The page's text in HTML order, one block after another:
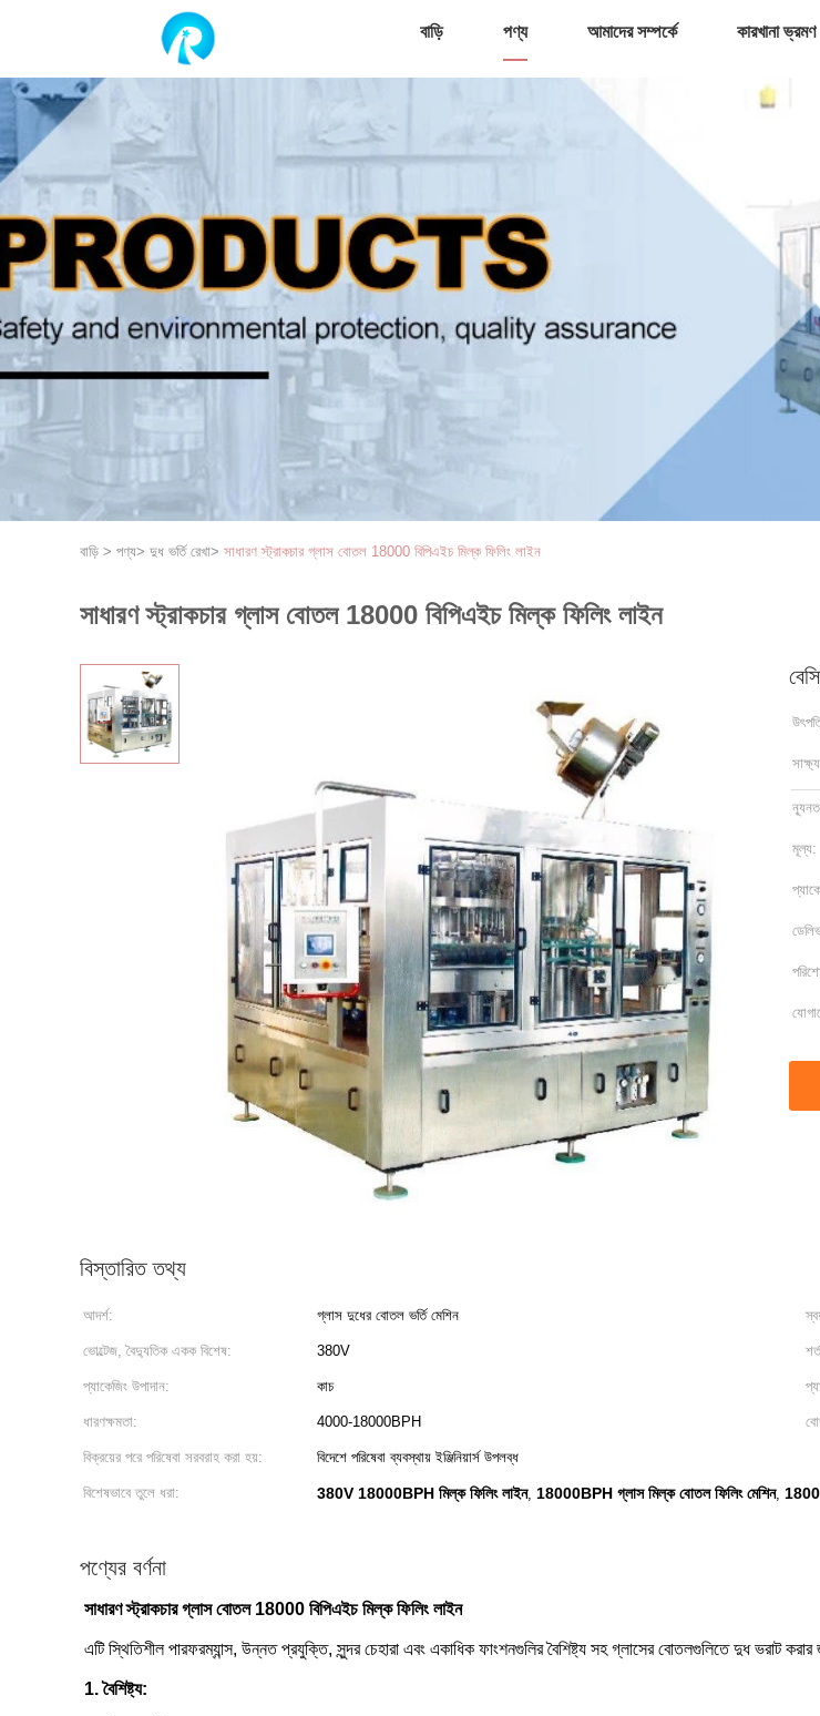
বাড়ি পণ্য আমাদের সম্পর্কে কারখানা ভ্রমণ
বাড়ি > পণ্য> দুধ ভর্তি রেখা> সাধারণ স্ট্রাকচার গ্লাস বোতল 18000 বিপিএইচ মিল্ক ফিলিং লাইন
সাধারণ স্ট্রাকচার গ্লাস বোতল 18000 বিপিএইচ মিল্ক ফিলিং লাইন
মূল্য:
বিস্তারিত তথ্য
আদর্শ: গ্লাস দুধের বোতল ভর্তি মেশিন
ভোল্টেজ, বৈদ্যুতিক একক বিশেষ: 380V
প্যাকেজিং উপাদান: কাচ
ধারণক্ষমতা: 4000-18000BPH
বিক্রয়ের পরে পরিষেবা সরবরাহ করা হয়: বিদেশে পরিষেবা ব্যবস্থায় ইঞ্জিনিয়ার্স উপলব্ধ
বিশেষভাবে তুলে ধরা: 380V 18000BPH মিল্ক ফিলিং লাইন, 18000BPH গ্লাস মিল্ক বোতল ফিলিং মেশিন,
পণ্যের বর্ণনা
সাধারণ স্ট্রাকচার গ্লাস বোতল 18000 বিপিএইচ মিল্ক ফিলিং লাইন
এটি স্থিতিশীল পারফরম্যান্স, উন্নত প্রযুক্তি, সুন্দর চেহারা এবং একাধিক ফাংশনগুলির বৈশিষ্ট্য সহ গ্লাসের বোতলগুলিতে দুধ ভরাট
1. বৈশিষ্ট্য: